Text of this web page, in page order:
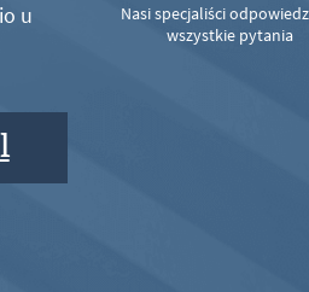
u
Nasi specjaliści
wszystkie pytania